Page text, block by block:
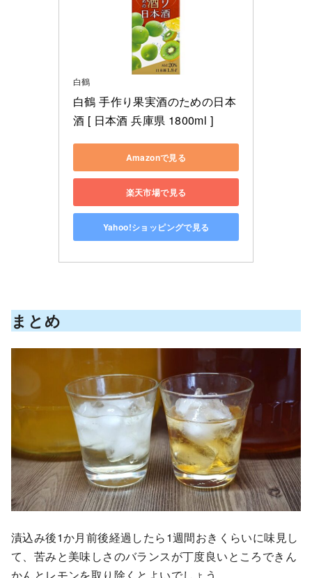
白鶴
白鶴 手作り果実酒のための日本
酒 [ 日本酒 兵庫県 1800ml ]
Amazonで見る
楽天市場で見る
Yahoo!ショッピングで見る
まとめ
漬込み後1か月前後経過したら1週間おきくらいに味見し
て、苦みと美味しさのバランスが丁度良いところできん
かんとレモンを取り除くとよいでしょう。